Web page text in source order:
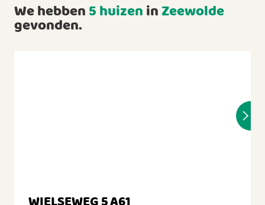
We hebben5 huizeninZeewolde
gevonden.